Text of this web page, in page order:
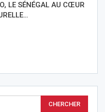
LE SÉNÉGAL AU CŒUR